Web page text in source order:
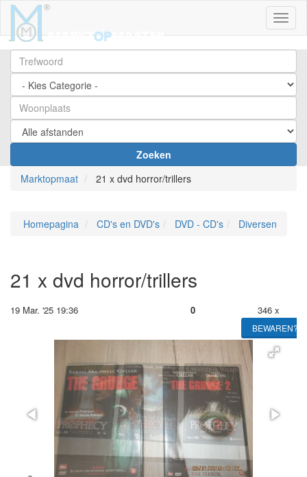
Zoeken
Marktopmaat
21 x dvd horror/trillers
Homepagina CD's en DVD's DVD - CD's Diversen
21 x dvd horror/trillers
19 Mar. '25 19:36 0 346 x
BEWAREN?